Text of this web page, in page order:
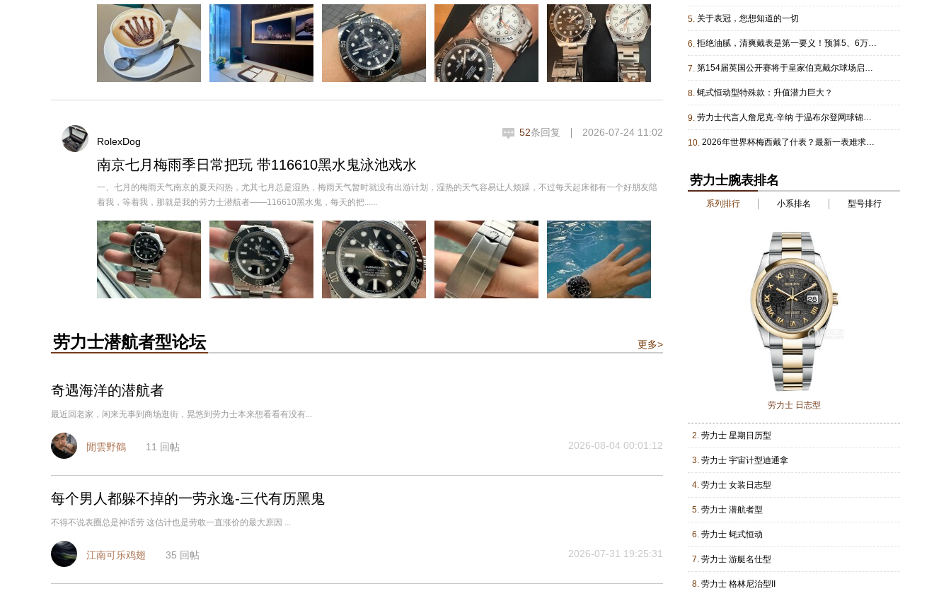
RolexDog
南京七月梅雨季日常把玩 带116610黑水鬼泳池戏水
一、七月的梅雨天气南京的夏天闷热，尤其七月总是湿热，梅雨天气暂时就没有出游计划，湿热的天气容易让人烦躁，不过每天起床都有一个好朋友陪
着我，等着我，那就是我的劳力士潜航者——116610黑水鬼，每天的把......
52条回复 2026-07-24 11:02
劳力士潜航者型论坛 更多>
奇遇海洋的潜航者
最近回老家，闲来无事到商场逛街，晃悠到劳力士本来想看看有没有...
閒雲野鶴 11 回帖 2026-08-04 00:01:12
每个男人都躲不掉的一劳永逸-三代有历黑鬼
不得不说表圈总是神话劳 这估计也是劳敢一直涨价的最大原因 ...
江南可乐鸡翅 35 回帖 2026-07-31 19:25:31
5. 关于表冠，您想知道的一切
6. 拒绝油腻，清爽戴表是第一要义！预算5、6万的进
7. 第154届英国公开赛将于皇家伯克戴尔球场启幕把握时机方能精准致胜
8. 蚝式恒动型特殊款：升值潜力巨大？
9. 劳力士代言人詹尼克·辛纳 于温布尔登网球锦标赛成功卫冕
10. 2026年世界杯梅西戴了什表？最新一表难求劳，他真是够潮的！
劳力士腕表排名
系列排行 小系排名 型号排行
劳力士 日志型
2. 劳力士 星期日历型
3. 劳力士 宇宙计型迪通拿
4. 劳力士 女装日志型
5. 劳力士 潜航者型
6. 劳力士 蚝式恒动
7. 劳力士 游艇名仕型
8. 劳力士 格林尼治型II